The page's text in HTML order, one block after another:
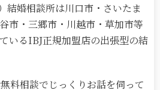
結婚相談所は川口市・さいたま
市・三郷市・川越市・草加市等
いるIBJ正規加盟店の出張型の結
料相談でじっくりお話を伺って